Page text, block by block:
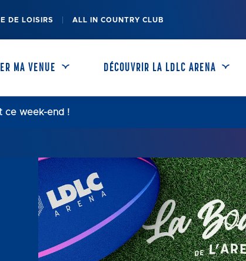
DE LOISIRS ALL IN COUNTRY CLUB
MA VENUE DÉCOUVRIR LA LDLC ARENA
HÉBERGEMENTS
ce week-end !